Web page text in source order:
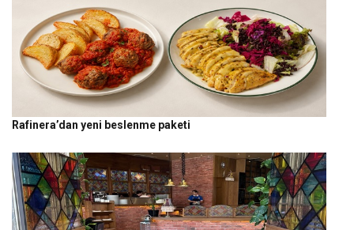
Rafinera’dan yeni beslenme paketi